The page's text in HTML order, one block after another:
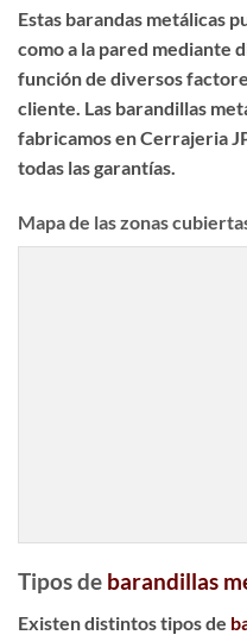
Estas barandas metálicas
como a la pared mediante
función de diversos
cliente. Las barandillas
fabricamos en Cerrajeria
todas las garantías.
Mapa de las zonas
Tipos de barandillas
Existen distintos tipos de